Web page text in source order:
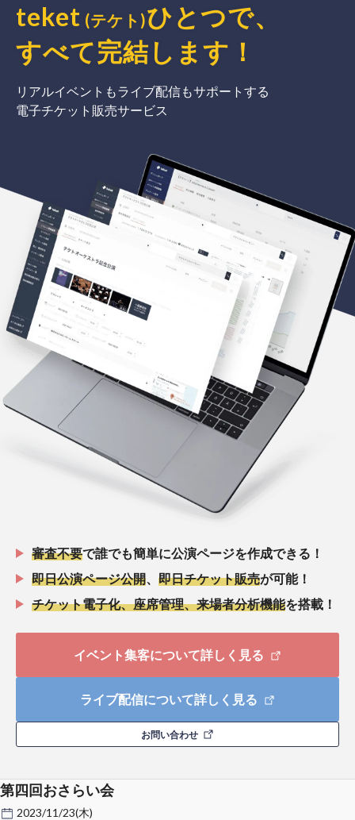
teket (テケト)ひとつで、
すべて完結 します ！
リアルイベントもライブ配信もサポートする
電子チケット販売サービス
審査不要で誰でも簡単に公演ページを作成できる！
即日公演ページ公開
即日チケット販売が可能！
チケット電子化、座席管理、来場者分析機能を搭載！
イベント集客について詳しく見る
ライブ配信について詳しく見る
お問い合わせ
第四回おさらい会
2023/11/23(木)